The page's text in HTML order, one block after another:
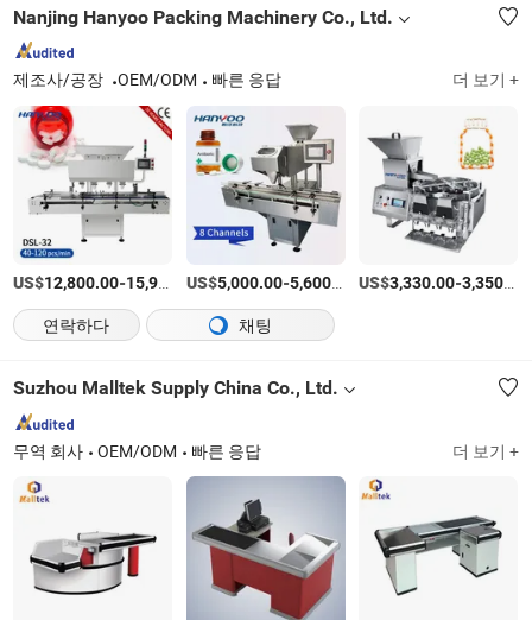
Nanjing Hanyoo Packing Machinery Co., Ltd.
제조사/공장 OEM/ODM 빠른 응답 더 보기 +
US$12,800.00-15,900.00 /상품
US$5,000.00-5,600.00 /상품
US$3,330.00-3,350.00
연락하다
채팅
Suzhou Malltek Supply China Co., Ltd.
무역 회사 OEM/ODM 빠른 응답 더 보기 +